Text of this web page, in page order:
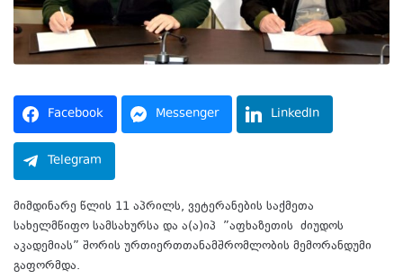
Facebook Messenger LinkedIn
Telegram
მიმდინარე წლის 11 აპრილს, ვეტერანების საქმეთა
სახელმწიფო სამსახურსა და ა(ა)იპ ”აფხაზეთის ძიუდოს
აკადემიას” შორის ურთიერთთანამშრომლობის მემორანდუმი
გაფორმდა.